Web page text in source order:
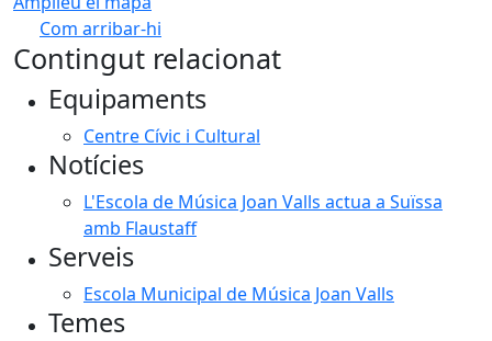
Com arribar-hi
+
Contingut relacionat
Equipaments
Centre Cívic i Cultural
Notícies
L'Escola de Música Joan Valls actua a Suïssa
amb Flaustaff
Serveis
Escola Municipal de Música Joan Valls
Temes